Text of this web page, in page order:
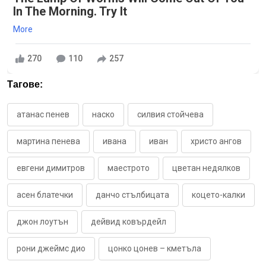
In The Morning. Try It
More
270 110 257
Тагове:
атанас пенев наско силвия стойчева
мартина пенева ивана иван христо ангов
евгени димитров маестрото цветан недялков
асен блатечки данчо стълбицата коцето-калки
джон лоутън дейвид ковърдейл
рони джеймс дио цонко цонев – кметъла